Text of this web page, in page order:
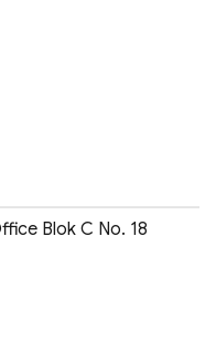
Blok C No. 18